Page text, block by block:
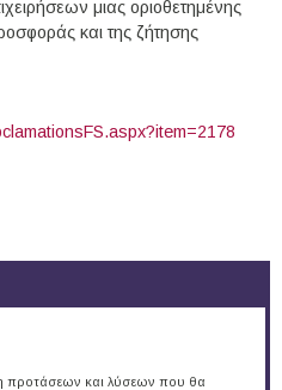
μιας οριοθετημένης
και της ζήτησης
προτάσεων και λύσεων που θα